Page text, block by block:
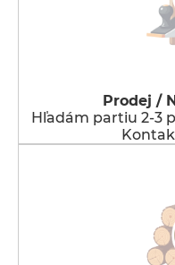
Prodej /
Hľadám partiu 2-3